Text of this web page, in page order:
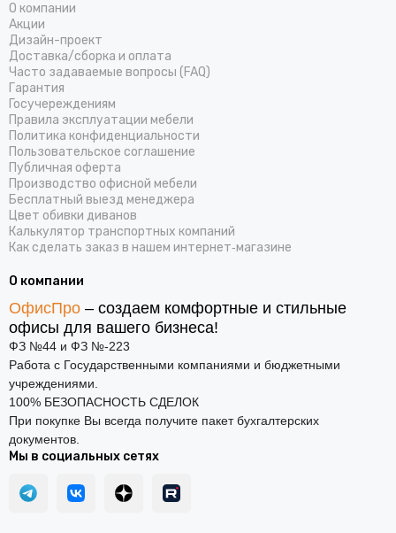
О компании
Акции
Дизайн-проект
Доставка/cборка и оплата
Часто задаваемые вопросы (FAQ)
Гарантия
Госучереждениям
Правила эксплуатации мебели
Политика конфиденциальности
Пользовательское соглашение
Публичная оферта
Производство офисной мебели
Бесплатный выезд менеджера
Цвет обивки диванов
Калькулятор транспортных компаний
Как сделать заказ в нашем интернет‑магазине
О компании
ОфисПро – создаем комфортные и стильные
офисы для вашего бизнеса!
ФЗ №44 и ФЗ №-223
Работа с Государственными компаниями и бюджетными
учреждениями.
100% БЕЗОПАСНОСТЬ СДЕЛОК
При покупке Вы всегда получите пакет бухгалтерских
документов.
Мы в социальных сетях